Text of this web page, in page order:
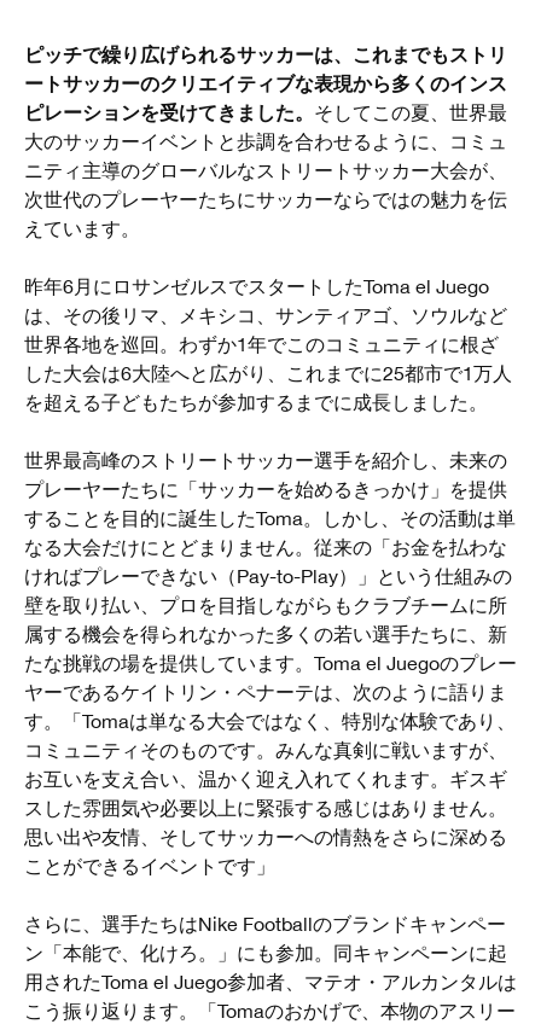
ピッチで繰り広げられるサッカーは、これまでもストリ
ートサッカーのクリエイティブな表現から多くのインス
ピレーションを受けてきました。 そしてこの夏、世界最
大のサッカーイベントと歩調を合わせるように、コミュ
ニティ主導のグローバルなストリートサッカー大会が、
次世代のプレーヤーたちにサッカーならではの魅力を伝
えています。
昨年6月にロサンゼルスでスタートしたToma el Juego
は、その後リマ、メキシコ、サンティアゴ、ソウルなど
世界各地を巡回。わずか1年でこのコミュニティに根ざ
した大会は6大陸へと広がり、これまでに25都市で1万人
を超える子どもたちが参加するまでに成長しました。
世界最高峰のストリートサッカー選手を紹介し、未来の
プレーヤーたちに「サッカーを始めるきっかけ」を提供
することを目的に誕生したToma。しかし、その活動は単
なる大会だけにとどまりません。従来の「お金を払わな
ければプレーできない（Pay-to-Play）」という仕組みの
壁を取り払い、プロを目指しながらもクラブチームに所
属する機会を得られなかった多くの若い選手たちに、新
たな挑戦の場を提供しています。Toma el Juegoのプレー
ヤーであるケイトリン・ペナーテは、次のように語りま
す。「Tomaは単なる大会ではなく、特別な体験であり、
コミュニティそのものです。みんな真剣に戦いますが、
お互いを支え合い、温かく迎え入れてくれます。ギスギ
スした雰囲気や必要以上に緊張する感じはありません。
思い出や友情、そしてサッカーへの情熱をさらに深める
ことができるイベントです」
さらに、選手たちはNike Footballのブランドキャンペー
ン「本能で、化けろ。」にも参加。同キャンペーンに起
用されたToma el Juego参加者、マテオ・アルカンタルは
こう振り返ります。「Tomaのおかげで、本物のアスリー